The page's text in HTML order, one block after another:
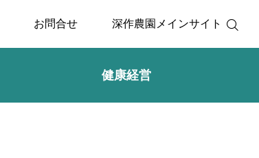
お問合せ 深作農園メインサイト
健康経営